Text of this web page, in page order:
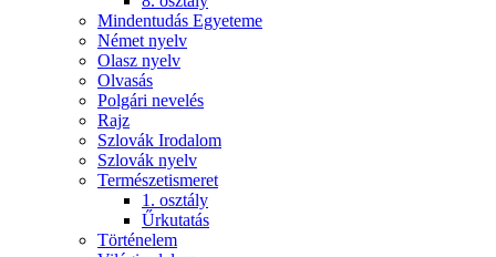
Mindentudás Egyeteme
Német nyelv
Olasz nyelv
Olvasás
Polgári nevelés
Rajz
Szlovák Irodalom
Szlovák nyelv
Természetismeret
1. osztály
Űrkutatás
Történelem